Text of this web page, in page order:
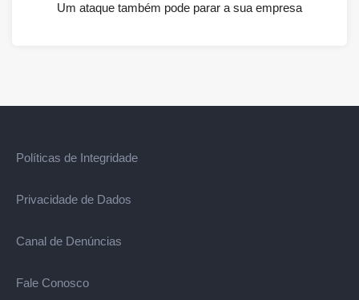
Um ataque também pode parar a sua empresa
Políticas de Integridade
Privacidade de Dados
Canal de Denúncias
Fale Conosco